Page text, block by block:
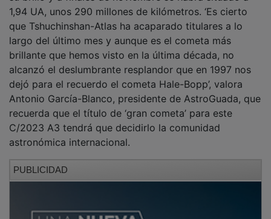
1,94 UA, unos 290 millones de kilómetros. ‘Es cierto
que Tshuchinshan-Atlas ha acaparado titulares a lo
largo del último mes y aunque es el cometa más
brillante que hemos visto en la última década, no
alcanzó el deslumbrante resplandor que en 1997 nos
dejó para el recuerdo el cometa Hale-Bopp’, valora
Antonio García-Blanco, presidente de AstroGuada, que
recuerda que el título de ‘gran cometa’ para este
C/2023 A3 tendrá que decidirlo la comunidad
astronómica internacional.